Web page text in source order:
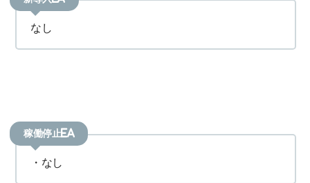
なし
稼働停止EA
・なし